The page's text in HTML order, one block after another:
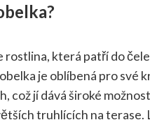
rostlina, která patří do
je oblíbená pro své
což jí dává široké
truhlících na terase.